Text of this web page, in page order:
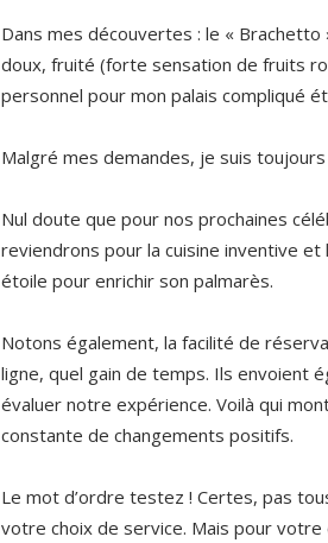
Dans mes découvertes : le «
doux, fruité (forte sensation de fruits
personnel pour mon palais compliqué
Malgré mes demandes, je suis
Nul doute que pour nos prochaines
reviendrons pour la cuisine inventive et
étoile pour enrichir son palmarès.
Notons également, la facilité de
ligne, quel gain de temps. Ils envoient
évaluer notre expérience. Voilà qui
constante de changements positifs.
Le mot d’ordre testez ! Certes, pas
votre choix de service. Mais pour